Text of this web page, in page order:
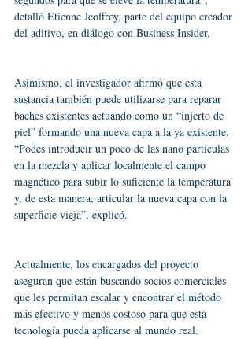
detalló Etienne Jeoffroy, parte del equipo creador
del aditivo, en diálogo con Business Insider.
Asimismo, el investigador afirmó que esta
sustancia también puede utilizarse para reparar
baches existentes actuando como un “injerto de
piel” formando una nueva capa a la ya existente.
“Podes introducir un poco de las nano partículas
en la mezcla y aplicar localmente el campo
magnético para subir lo suficiente la temperatura
y, de esta manera, articular la nueva capa con la
superficie vieja”, explicó.
Actualmente, los encargados del proyecto
aseguran que están buscando socios comerciales
que les permitan escalar y encontrar el método
más efectivo y menos costoso para que esta
tecnología pueda aplicarse al mundo real.